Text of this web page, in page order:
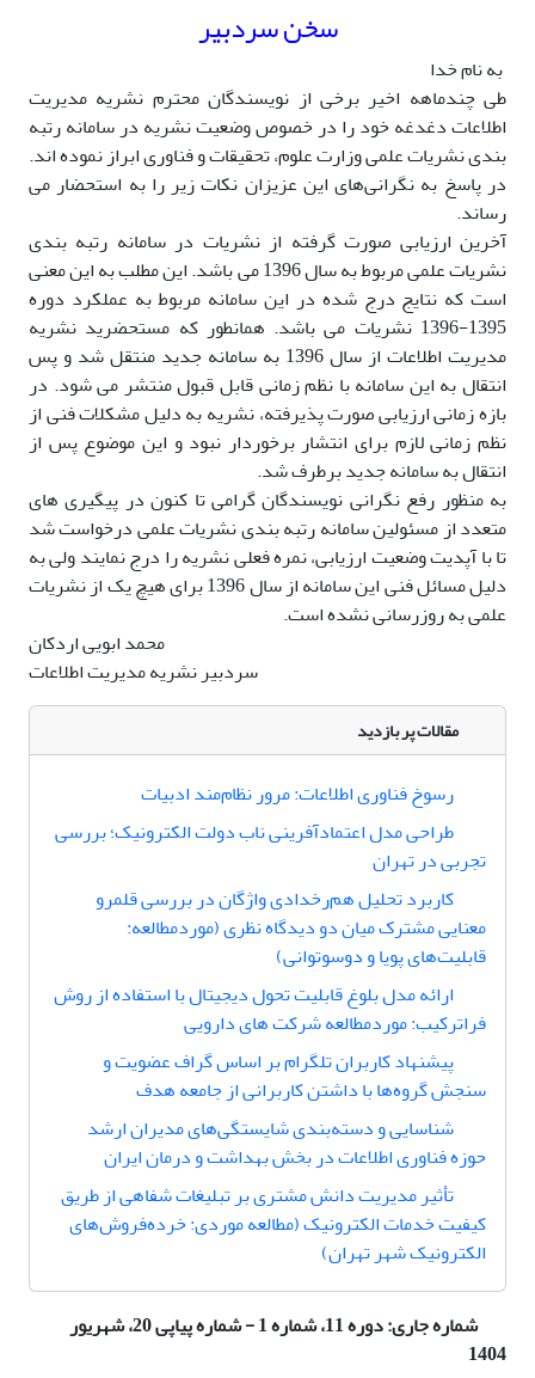
سخن سردبیر
به نام خدا
طی چندماهه اخیر برخی از نویسندگان محترم نشریه مدیریت
اطلاعات دغدغه خود را در خصوص وضعیت نشریه در سامانه رتبه
بندی نشریات علمی وزارت علوم، تحقیقات و فناوری ابراز نموده اند.
در پاسخ به نگرانی‌های این عزیزان نکات زیر را به استحضار می
رساند.
آخرین ارزیابی صورت گرفته از نشریات در سامانه رتبه بندی
نشریات علمی مربوط به سال 1396 می باشد. این مطلب به این معنی
است که نتایج درج شده در این سامانه مربوط به عملکرد دوره
1395-1396 نشریات می باشد. همانطور که مستحضرید نشریه
مدیریت اطلاعات از سال 1396 به سامانه جدید منتقل شد و پس
انتقال به این سامانه با نظم زمانی قابل قبول منتشر می شود. در
بازه زمانی ارزیابی صورت پذیرفته، نشریه به دلیل مشکلات فنی از
نظم زمانی لازم برای انتشار برخوردار نبود و این موضوع پس از
انتقال به سامانه جدید برطرف شد.
به منظور رفع نگرانی نویسندگان گرامی تا کنون در پیگیری های
متعدد از مسئولین سامانه رتبه بندی نشریات علمی درخواست شد
تا با آپدیت وضعیت ارزیابی، نمره فعلی نشریه را درج نمایند ولی به
دلیل مسائل فنی این سامانه از سال 1396 برای هیچ یک از نشریات
علمی به روزرسانی نشده است.
محمد ابویی اردکان
سردبیر نشریه مدیریت اطلاعات
مقالات پر بازدید
رسوخ فناوری اطلاعات: مرور نظام‌مند ادبیات
طراحی مدل اعتمادآفرینی ناب دولت الکترونیک؛ بررسی
تجربی در تهران
کاربرد تحلیل هم‌رخدادی واژگان در بررسی قلمرو
معنایی مشترک میان دو دیدگاه نظری (موردمطالعه:
قابلیت‌های پویا و دوسوتوانی)
ارائه مدل بلوغ قابلیت تحول دیجیتال با استفاده از روش
فراترکیب: موردمطالعه شرکت های دارویی
پیشنهاد کاربران تلگرام بر اساس گراف عضویت و
سنجش گروه‌ها با داشتن کاربرانی از جامعه هدف
شناسایی و دسته‌بندی شایستگی‌های مدیران ارشد
حوزه فناوری اطلاعات در بخش بهداشت و درمان ایران
تأثیر مدیریت دانش مشتری بر تبلیغات شفاهی از طریق
کیفیت خدمات الکترونیک (مطالعه موردی: خرده‌فروش‌های
الکترونیک شهر تهران)
شماره جاری:
دوره 11، شماره 1 - شماره پیاپی 20، شهریور
1404